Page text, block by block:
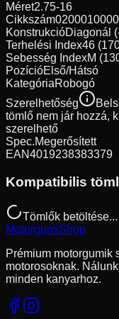
Méret2.75-16
Cikkszám
KonstrukcióDiagonál
Terhelési Index46
Sebesség IndexM
PozícióElső/Hátsó
KategóriaRobogó
Szerelhetőség
tömlő nem jár hozzá,
szerelhető
Spec.Megerősített
EAN4019238383379
Kompatibilis
Tömlők betöltése...
MotorgumiShop
Prémium motorgumik
motorosoknak.
minden kanyarhoz.